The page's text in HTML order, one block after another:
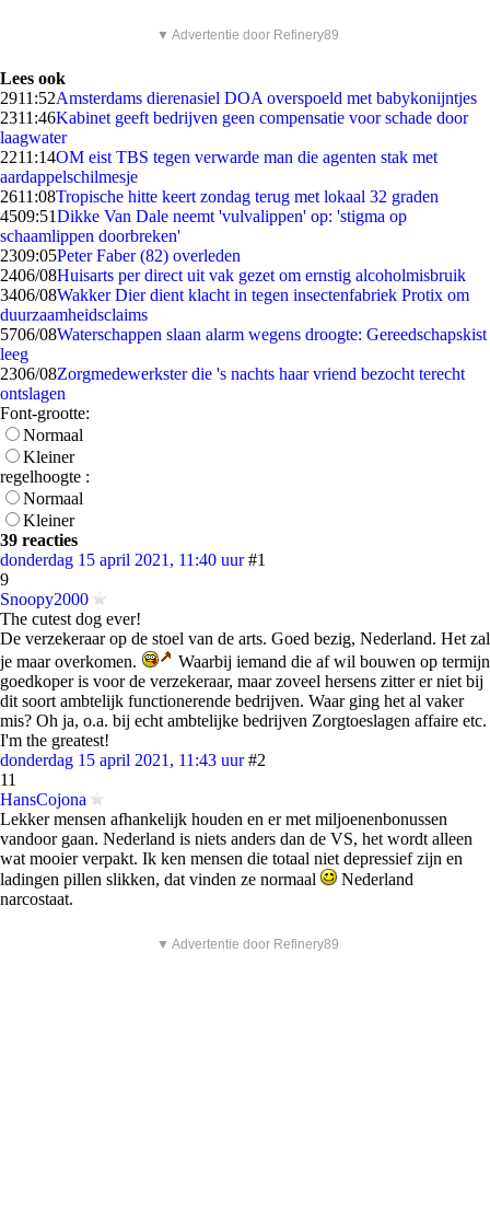
▼ Advertentie door Refinery89
Lees ook
2911:52Amsterdams dierenasiel DOA overspoeld met babykonijntjes
2311:46Kabinet geeft bedrijven geen compensatie voor schade door
laagwater
2211:14OM eist TBS tegen verwarde man die agenten stak met
aardappelschilmesje
2611:08Tropische hitte keert zondag terug met lokaal 32 graden
4509:51Dikke Van Dale neemt 'vulvalippen' op: 'stigma op
schaamlippen doorbreken'
2309:05Peter Faber (82) overleden
2406/08Huisarts per direct uit vak gezet om ernstig alcoholmisbruik
3406/08Wakker Dier dient klacht in tegen insectenfabriek Protix om
duurzaamheidsclaims
5706/08Waterschappen slaan alarm wegens droogte: Gereedschapskist
leeg
2306/08Zorgmedewerkster die 's nachts haar vriend bezocht terecht
ontslagen
Font-grootte:
Normaal
Kleiner
regelhoogte :
Normaal
Kleiner
39 reacties
donderdag 15 april 2021, 11:40 uur #1
9
Snoopy2000
The cutest dog ever!
De verzekeraar op de stoel van de arts. Goed bezig, Nederland. Het zal
je maar overkomen.
Waarbij iemand die af wil bouwen op termijn
goedkoper is voor de verzekeraar, maar zoveel hersens zitter er niet bij
dit soort ambtelijk functionerende bedrijven. Waar ging het al vaker
mis? Oh ja, o.a. bij echt ambtelijke bedrijven Zorgtoeslagen affaire etc.
I'm the greatest!
donderdag 15 april 2021, 11:43 uur #2
11
HansCojona
Lekker mensen afhankelijk houden en er met miljoenenbonussen
vandoor gaan. Nederland is niets anders dan de VS, het wordt alleen
wat mooier verpakt. Ik ken mensen die totaal niet depressief zijn en
ladingen pillen slikken, dat vinden ze normaal
Nederland
narcostaat.
▼ Advertentie door Refinery89